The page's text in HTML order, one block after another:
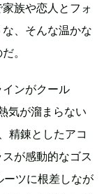
族や恋人とフォ
、そんな温かな
。
ンがクール
気が溜まらない
精錬としたアコ
が感動的なゴス
ーツに根差しなが